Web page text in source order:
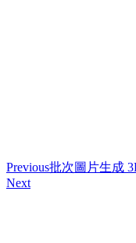
Previous批次圖片生成
Next